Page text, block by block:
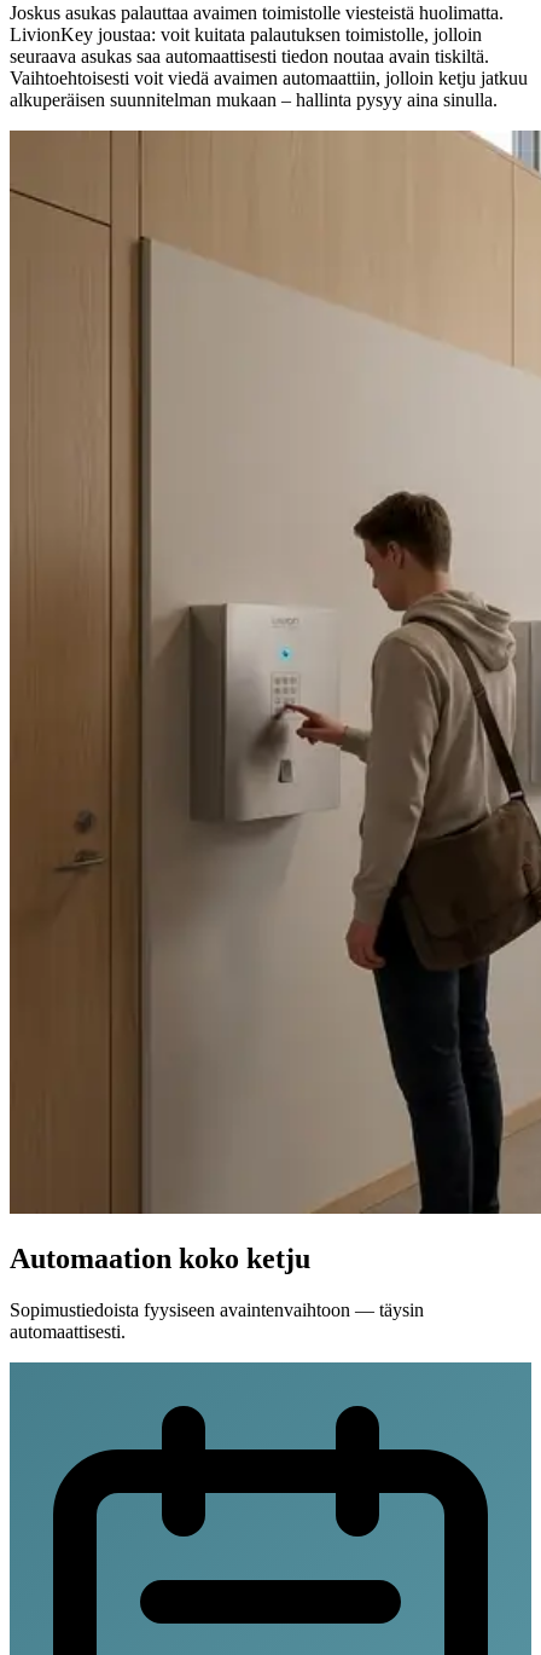
Joskus asukas palauttaa avaimen toimistolle viesteistä huolimatta.
LivionKey joustaa: voit kuitata palautuksen toimistolle, jolloin
seuraava asukas saa automaattisesti tiedon noutaa avain tiskiltä.
Vaihtoehtoisesti voit viedä avaimen automaattiin, jolloin ketju jatkuu
alkuperäisen suunnitelman mukaan – hallinta pysyy aina sinulla.
Automaation koko ketju
Sopimustiedoista fyysiseen avaintenvaihtoon — täysin
automaattisesti.